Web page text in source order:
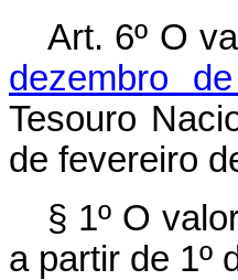
Art. 6º O
dezembro
Tesouro
de fevereiro
§ 1º O
a partir de 1º